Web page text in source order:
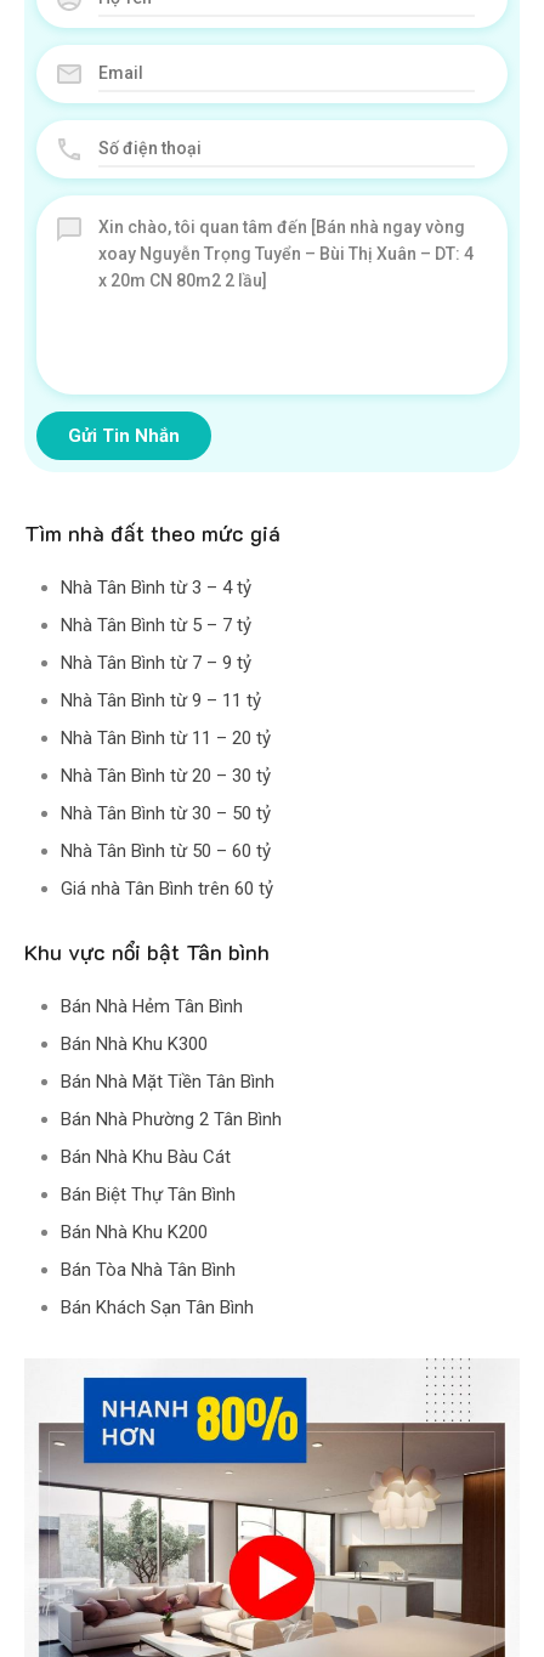
Gửi Tin Nhắn
Tìm nhà đất theo mức giá
Nhà Tân Bình từ 3 – 4 tỷ
Nhà Tân Bình từ 5 – 7 tỷ
Nhà Tân Bình từ 7 – 9 tỷ
Nhà Tân Bình từ 9 – 11 tỷ
Nhà Tân Bình từ 11 – 20 tỷ
Nhà Tân Bình từ 20 – 30 tỷ
Nhà Tân Bình từ 30 – 50 tỷ
Nhà Tân Bình từ 50 – 60 tỷ
Giá nhà Tân Bình trên 60 tỷ
Khu vực nổi bật Tân bình
Bán Nhà Hẻm Tân Bình
Bán Nhà Khu K300
Bán Nhà Mặt Tiền Tân Bình
Bán Nhà Phường 2 Tân Bình
Bán Nhà Khu Bàu Cát
Bán Biệt Thự Tân Bình
Bán Nhà Khu K200
Bán Tòa Nhà Tân Bình
Bán Khách Sạn Tân Bình